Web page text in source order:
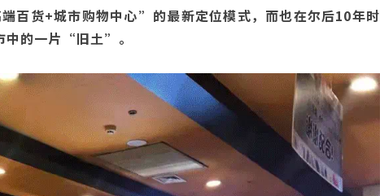
百货+城市购物中心”的最新定位模式，而也在尔后10年时
中的一片“旧土”。